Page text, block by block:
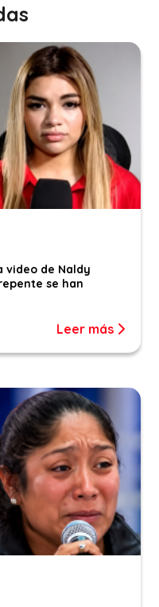
video de Naldy
se han
Leer más